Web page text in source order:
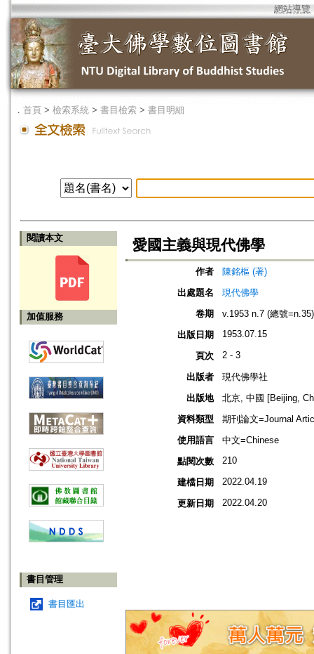
網站導覽
． 首頁 > 檢索系統 > 書目檢索 > 書目明細
閱讀本文
加值服務
書目管理
書目匯出
愛國主義與現代佛學
作者
陳銘樞 (著)
出處題名
現代佛學
卷期
v.1953 n.7 (總號=n.35)
出版日期
1953.07.15
頁次 2 - 3
出版者
現代佛學社
出版地
北京, 中國 [Beijing,
資料類型
期刊論文=Journal
使用語言
中文=Chinese
點閱次數
210
建檔日期 2022.04.19
更新日期 2022.04.20